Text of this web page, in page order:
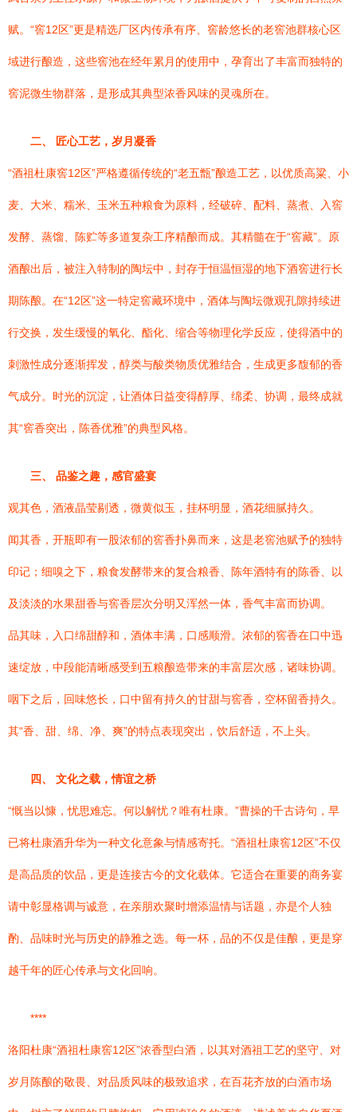
赋。“窖12区”更是精选厂区内传承有序、窖龄悠长的老窖池群核心区
域进行酿造，这些窖池在经年累月的使用中，孕育出了丰富而独特的
窖泥微生物群落，是形成其典型浓香风味的灵魂所在。
二、 匠心工艺，岁月凝香
“酒祖杜康窖12区”严格遵循传统的“老五甑”酿造工艺，以优质高粱、小
麦、大米、糯米、玉米五种粮食为原料，经破碎、配料、蒸煮、入窖
发酵、蒸馏、陈贮等多道复杂工序精酿而成。其精髓在于“窖藏”。原
酒酿出后，被注入特制的陶坛中，封存于恒温恒湿的地下酒窖进行长
期陈酿。在“12区”这一特定窖藏环境中，酒体与陶坛微观孔隙持续进
行交换，发生缓慢的氧化、酯化、缩合等物理化学反应，使得酒中的
刺激性成分逐渐挥发，醇类与酸类物质优雅结合，生成更多馥郁的香
气成分。时光的沉淀，让酒体日益变得醇厚、绵柔、协调，最终成就
其“窖香突出，陈香优雅”的典型风格。
三、 品鉴之趣，感官盛宴
观其色，酒液晶莹剔透，微黄似玉，挂杯明显，酒花细腻持久。
闻其香，开瓶即有一股浓郁的窖香扑鼻而来，这是老窖池赋予的独特
印记；细嗅之下，粮食发酵带来的复合粮香、陈年酒特有的陈香、以
及淡淡的水果甜香与窖香层次分明又浑然一体，香气丰富而协调。
品其味，入口绵甜醇和，酒体丰满，口感顺滑。浓郁的窖香在口中迅
速绽放，中段能清晰感受到五粮酿造带来的丰富层次感，诸味协调。
咽下之后，回味悠长，口中留有持久的甘甜与窖香，空杯留香持久。
其“香、甜、绵、净、爽”的特点表现突出，饮后舒适，不上头。
四、 文化之载，情谊之桥
“慨当以慷，忧思难忘。何以解忧？唯有杜康。”曹操的千古诗句，早
已将杜康酒升华为一种文化意象与情感寄托。“酒祖杜康窖12区”不仅
是高品质的饮品，更是连接古今的文化载体。它适合在重要的商务宴
请中彰显格调与诚意，在亲朋欢聚时增添温情与话题，亦是个人独
酌、品味时光与历史的静雅之选。每一杯，品的不仅是佳酿，更是穿
越千年的匠心传承与文化回响。
****
洛阳杜康“酒祖杜康窖12区”浓香型白酒，以其对酒祖工艺的坚守、对
岁月陈酿的敬畏、对品质风味的极致追求，在百花齐放的白酒市场